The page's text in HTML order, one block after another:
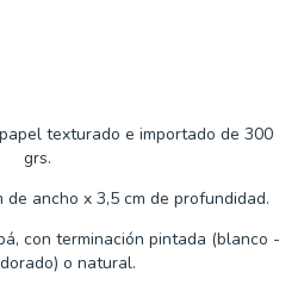
texturado e importado de 300
grs.
ancho x 3,5 cm de profundidad.
con terminación pintada (blanco -
o natural.